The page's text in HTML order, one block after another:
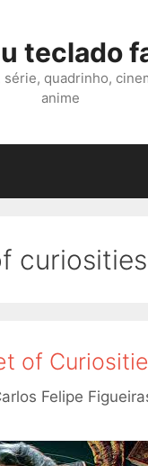
teclado
quadrinho,
anime
curiosities
of
Felipe